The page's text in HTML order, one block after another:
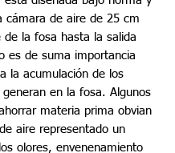
cámara de aire de 25 cm
de la fosa hasta la salida
es de suma importancia
la acumulación de los
en la fosa. Algunos
materia prima obvian
aire representado un
olores, envenenamiento